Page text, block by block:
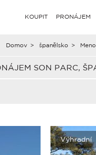
KOUPIT PRONÁJEM
Domov > španělsko >
SON PARC,
Výhradní